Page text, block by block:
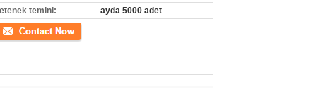
temini:
ayda 5000 adet
İletişim